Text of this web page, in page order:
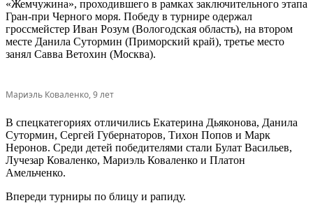
«Жемчужина», проходившего в рамках заключительного этапа
Гран-при Черного моря. Победу в турнире одержал
гроссмейстер Иван Розум (Вологодская область), на втором
месте Данила Сутормин (Приморский край), третье место
занял Савва Ветохин (Москва).
Мариэль Коваленко, 9 лет
В спецкатегориях отличились Екатерина Дьяконова, Данила
Сутормин, Сергей Губернаторов, Тихон Попов и Марк
Неронов. Среди детей победителями стали Булат Васильев,
Лучезар Коваленко, Мариэль Коваленко и Платон
Амельченко.
Впереди турниры по блицу и рапиду.